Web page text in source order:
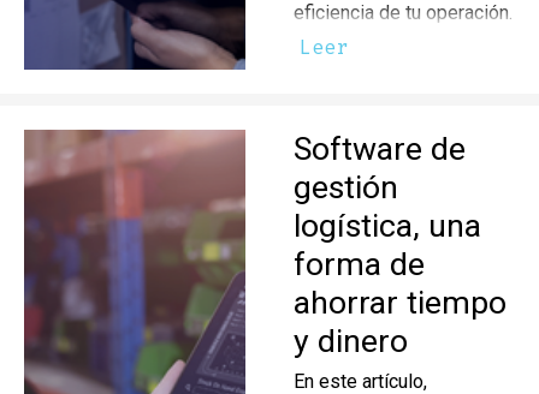
eficiencia de tu operación.
Leer
Software de
gestión
logística, una
forma de
ahorrar tiempo
y dinero
En este artículo,